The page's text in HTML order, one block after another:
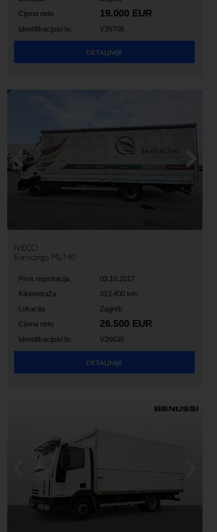
Cijena neto
19.000 EUR
Identifikacijski br. V26706
DETALJNIJE
Previous
IVECO
Eurocargo ML140
Prva registracija
03.10.2017
Kilometraža
313.400 km
Lokacija
Zagreb
Cijena neto
26.500 EUR
Identifikacijski br. V26635
DETALJNIJE